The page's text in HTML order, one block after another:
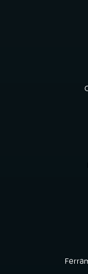
(abre